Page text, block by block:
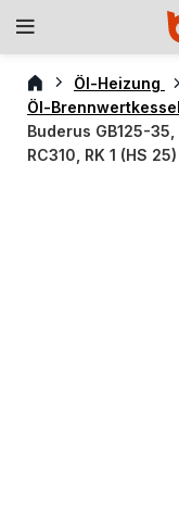
Öl-Heizung
Öl-Brennwertkessel
Buderus GB125-
RC310, RK 1 (HS 25)